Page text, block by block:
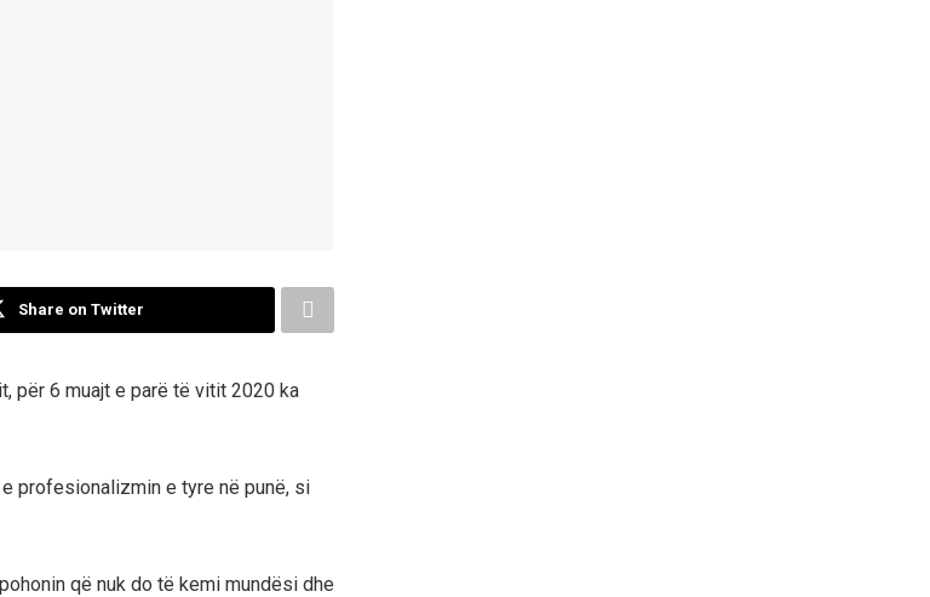
Share on Twitter
për 6 muajt e parë të vitit 2020 ka
profesionalizmin e tyre në punë, si
që nuk do të kemi mundësi dhe